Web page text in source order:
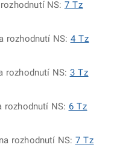
NS: 7 Tz
rozhodnutí NS: 4 Tz
rozhodnutí NS: 3 Tz
rozhodnutí NS: 6 Tz
rozhodnutí NS: 7 Tz